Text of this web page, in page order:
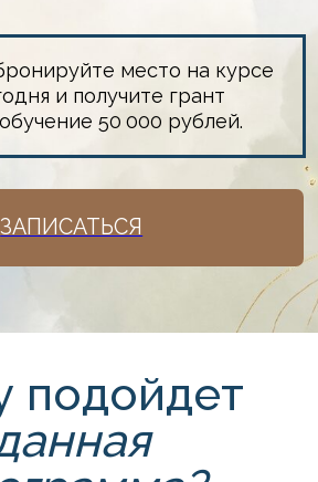
деятельность
пока
стабильный доход.
психолога:
работы с МАК